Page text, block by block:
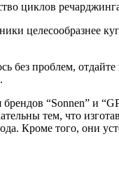
циклов
целесообразнее
без проблем,
“Sonnen” и
тем, что
Кроме того, они